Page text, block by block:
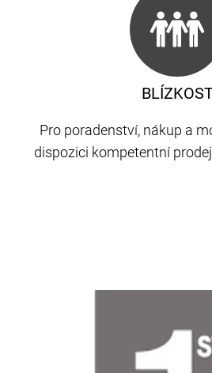
Pro poradenství, nákup a
dispozici kompetentní